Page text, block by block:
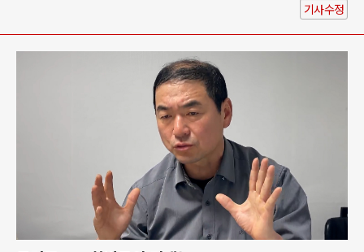
기사수정